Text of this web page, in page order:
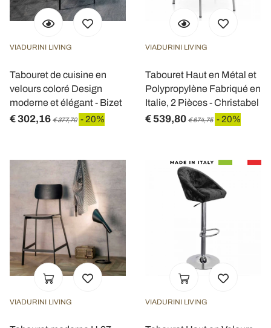
VIADURINI LIVING
Tabouret de cuisine en
velours coloré Design
moderne et élégant - Bizet
€ 302,16 € 377,70 - 20%
VIADURINI LIVING
Tabouret Haut en Métal et
Polypropylène Fabriqué en
Italie, 2 Pièces - Christabel
€ 539,80 € 674,75 - 20%
VIADURINI LIVING VIADURINI LIVING